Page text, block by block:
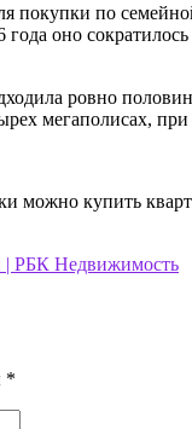
по
года оно
ровно
мегаполисах,
можно купить
| РБК Недвижимость
*